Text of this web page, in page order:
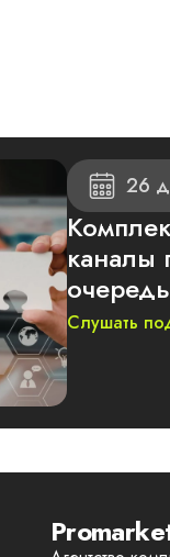
26
каналы
Слушать